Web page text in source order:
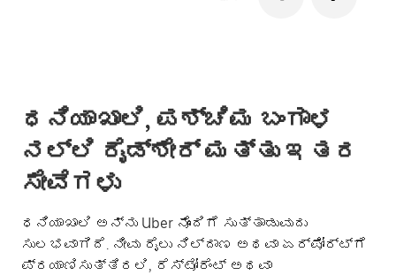
ಧನಿಯಾಖಾಲಿ, ಪಶ್ಚಿಮ ಬಂಗಾಳ
ನಲ್ಲಿ ರೈಡ್‌ಶೇರ್ ಮತ್ತು ಇತರ
ಸೇವೆಗಳು
ಧನಿಯಾಖಾಲಿ ಅನ್ನು Uber ನೊಂದಿಗೆ ಸುತ್ತಾಡುವುದು
ಸುಲಭವಾಗಿದೆ. ನೀವು ರೈಲು ನಿಲ್ದಾಣ ಅಥವಾ ಏರ್‌ಪೋರ್ಟ್‌ಗೆ
ಪ್ರಯಾಣಿಸುತ್ತಿರಲಿ, ರೆಸ್ಟೋರೆಂಟ್ ಅಥವಾ